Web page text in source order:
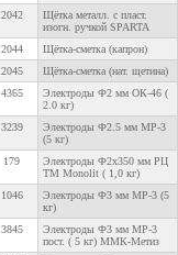
2042
Щётка металл. с пласт.
изогн. ручкой SPARTA
2044
Щётка-сметка (капрон)
2045
Щётка-сметка (нат. щетина)
4365
Электроды Ф2 мм ОК-46 (
2.0 кг)
3239
Электроды Ф2.5 мм МР-3
(5 кг)
179
Электроды Ф2х350 мм РЦ
ТМ Monolit ( 1,0 кг)
1046
Электроды Ф3 мм МР-3 (5
кг)
3845
Электроды Ф3 мм МР-3
пост. ( 5 кг) ММК-Метиз